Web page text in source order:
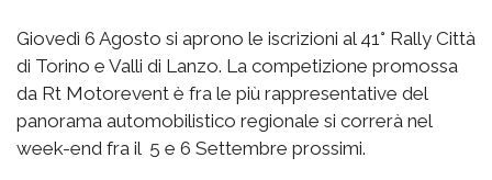
Giovedì 6 Agosto si aprono le iscrizioni al 41° Rally Città
di Torino e Valli di Lanzo. La competizione promossa
da Rt Motorevent è fra le più rappresentative del
panorama automobilistico regionale si correrà nel
week-end fra il 5 e 6 Settembre prossimi.